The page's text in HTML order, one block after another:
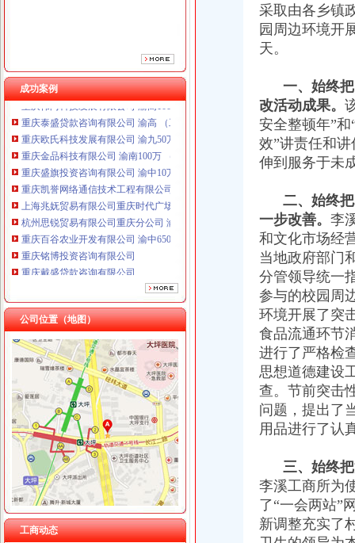
成功案例
重庆戴盛贷款咨询有限公司
重庆伟尚科技发展有限公司 渝高100万 （工商注册）
重庆泰盛贷款咨询有限公司 渝高 （工商注册）
重庆欧氏科技发展有限公司 渝九50万 （进出口权）
重庆金品科技有限公司 渝南100万 （进出口权）
重庆盛旗投资咨询有限公司 渝中10万 （工商注册）
重庆凯誉网络通信技术工程有限公司渝中分公司 （工商注册）
上海兆妩贸易有限公司重庆时代广场分公司 渝中 （工商注册）
杭州思锐贸易有限公司重庆分公司 渝中 （工商注册）
重庆百谷农业开发有限公司 渝中650万 （注册）
重庆铭博投资咨询有限公司
重庆戴盛贷款咨询有限公司
重庆伟尚科技发展有限公司 渝高100万 （工商注册）
重庆泰盛贷款咨询有限公司 渝高 （工商注册）
重庆欧氏科技发展有限公司 渝九50万 （进出口权）
重庆金品科技有限公司 渝南100万 （进出口权）
重庆盛旗投资咨询有限公司 渝中10万 （工商注册）
重庆凯誉网络通信技术工程有限公司渝中分公司 （工商注册）
上海兆妩贸易有限公司重庆时代广场分公司 渝中 （工商注册）
杭州思锐贸易有限公司重庆分公司 渝中 （工商注册）
重庆百谷农业开发有限公司 渝中650万 （注册）
公司位置（地图）
工商动态
工商动态
江津局着力加非公有制经济的渝中区代办营业执照建工作
南川个协积引导会员脱贫致富
双桥局重庆代办公司积宣十项便民服务措施
忠县局以“建立七类工商”渝中区代办营业执照落实市局2006年工作要点
巴南局认真抓好新《公司法》的渝中区工商代办贯彻实施
江北局四项措施加种子市渝中区代办营业执照场监管保护春耕播种
国家工商总局渝中区工商代办检查组检查大足局行政执法工作
忠县局五送信息拓宽农村经济发展“软通道”渝中区代办营业执照
市局团总支“‘承革薪火，追寻长征足迹’遵义行”重庆代办营业执照活动成功举行
巴南区工商分局渝中区代办营业执照开通公众信息网
万州农村经纪人呈现“五大发展”重庆代办营业执照趋势
万州区工商局开展“迎盛会庆佳节保平安”渝中区代办营业执照食品安全整行动
南岸区工商分局认真贯彻落实旱救灾惠民政策确保市渝中区工商代办场繁荣稳定
采取由各乡镇
园周边环境开
天。
一、始终
改活动成果。
安全整顿年”
效”讲责任和
伸到服务于未
二、始终把
一步改善。 李
和文化市场经
当地政府部门
分管领导统一
参与的校园周
环境开展了突
食品流通环节
进行了严格检
思想道德建设
查。节前突击
问题，提出了
用品进行了认
三、始终把
李溪工商所为
了“一会两站”
新调整充实了